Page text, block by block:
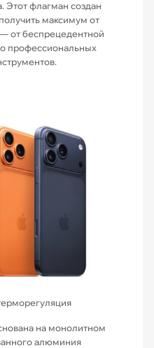
Этот флагман создан
максимум от
от беспрецедентной
профессиональных
на монолитном
алюминия